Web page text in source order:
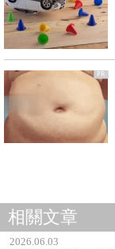
PR
相關文章
2026.06.03